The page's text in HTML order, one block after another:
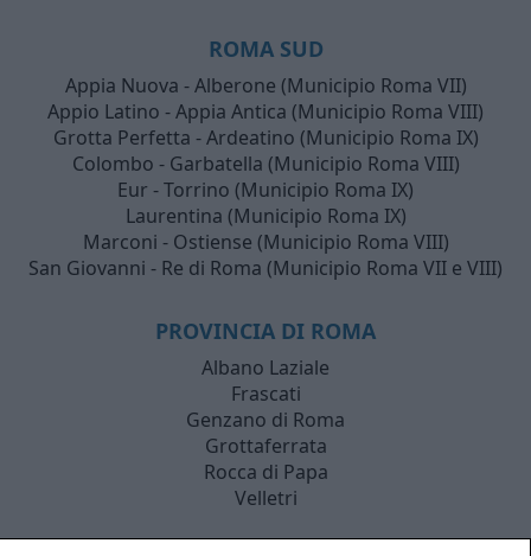
ROMA SUD
Appia Nuova - Alberone (Municipio Roma VII)
Appio Latino - Appia Antica (Municipio Roma VIII)
Grotta Perfetta - Ardeatino (Municipio Roma IX)
Colombo - Garbatella (Municipio Roma VIII)
Eur - Torrino (Municipio Roma IX)
Laurentina (Municipio Roma IX)
Marconi - Ostiense (Municipio Roma VIII)
San Giovanni - Re di Roma (Municipio Roma VII e VIII)
PROVINCIA DI ROMA
Albano Laziale
Frascati
Genzano di Roma
Grottaferrata
Rocca di Papa
Velletri